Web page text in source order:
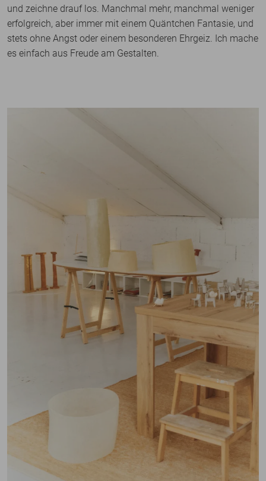
und zeichne drauf los. Manchmal mehr, manchmal weniger
erfolgreich, aber immer mit einem Quäntchen Fantasie, und
stets ohne Angst oder einem besonderen Ehrgeiz. Ich mache
es einfach aus Freude am Gestalten.